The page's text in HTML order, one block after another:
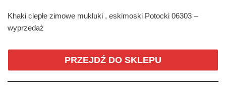
Khaki ciepłe zimowe mukluki , eskimoski Potocki 06303 –
wyprzedaż
PRZEJDŹ DO SKLEPU